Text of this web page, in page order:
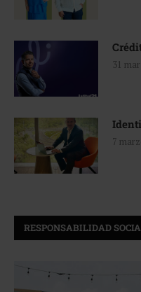
31
7
RESPONSABILIDAD